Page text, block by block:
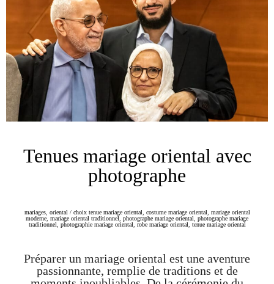
Tenues mariage oriental avec
photographe
mariages, oriental / choix tenue mariage oriental, costume mariage oriental, mariage oriental
moderne, mariage oriental traditionnel, photographe mariage oriental, photographe mariage
traditionnel, photographie mariage oriental, robe mariage oriental, tenue mariage oriental
Préparer un mariage oriental est une aventure
passionnante, remplie de traditions et de